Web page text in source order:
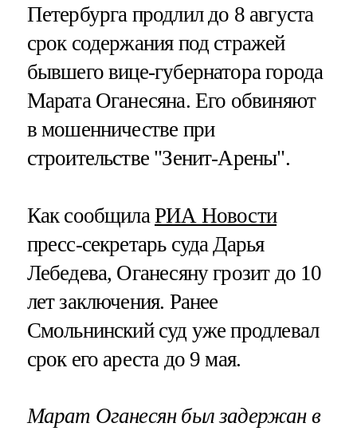
Петербурга продлил до 8 августа
срок содержания под стражей
бывшего вице-губернатора города
Марата Оганесяна. Его обвиняют
в мошенничестве при
строительстве "Зенит-Арены".
Как сообщила РИА Новости
пресс-секретарь суда Дарья
Лебедева, Оганесяну грозит до 10
лет заключения. Ранее
Смольнинский суд уже продлевал
срок его ареста до 9 мая.
Марат Оганесян был задержан в